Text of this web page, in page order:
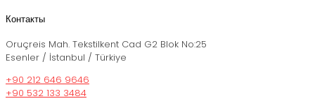
Контакты
Oruçreis Mah. Tekstilkent Cad G2 Blok No:25
Esenler / İstanbul / Türkiye
+90 212 646 9646
+90 532 133 3484